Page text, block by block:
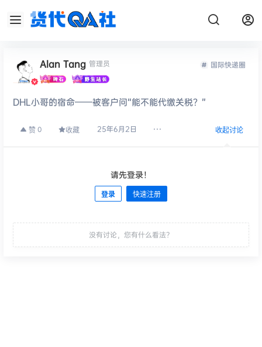
Alan Tang 管理员 国际快递圈
DHL小哥的宿命——被客户问“能不能代缴关税？”
赞 0 收藏 25年6月2日 收起讨论
请先登录！
登录 快速注册
没有讨论，您有什么看法？